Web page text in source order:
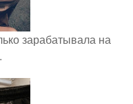
зарабатывала на